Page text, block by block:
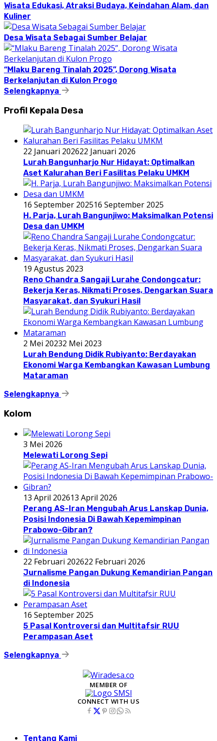
Wisata Edukasi, Atraksi Budaya, Keindahan Alam, dan
Kuliner
Desa Wisata Sebagai Sumber Belajar
“Mlaku Bareng Tinalah 2025”, Dorong Wisata
Berkelanjutan di Kulon Progo
Selengkapnya
Profil Kepala Desa
22 Januari 202622 Januari 2026
Lurah Bangunharjo Nur Hidayat: Optimalkan
Aset Kalurahan Beri Fasilitas Pelaku UMKM
16 September 202516 September 2025
H. Parja, Lurah Bangunjiwo: Maksimalkan Potensi
Desa dan UMKM
19 Agustus 2023
Reno Chandra Sangaji Lurahe Condongcatur:
Bekerja Keras, Nikmati Proses, Dengarkan Suara
Masyarakat, dan Syukuri Hasil
2 Mei 20232 Mei 2023
Lurah Bendung Didik Rubiyanto: Berdayakan
Ekonomi Warga Kembangkan Kawasan Lumbung
Mataraman
Selengkapnya
Kolom
3 Mei 2026
Melewati Lorong Sepi
13 April 202613 April 2026
Perang AS-Iran Mengubah Arus Lanskap Dunia,
Posisi Indonesia Di Bawah Kepemimpinan
Prabowo-Gibran?
22 Februari 202622 Februari 2026
Jurnalisme Pangan Dukung Kemandirian Pangan
di Indonesia
16 September 2025
5 Pasal Kontroversi dan Multitafsir RUU
Perampasan Aset
Selengkapnya
MEMBER OF
CONNECT WITH US
Tentang Kami